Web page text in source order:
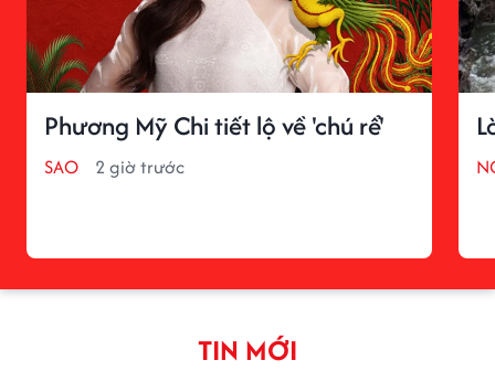
Phương Mỹ Chi tiết lộ về 'chú rể'
SAO 2 giờ trước
TIN MỚI